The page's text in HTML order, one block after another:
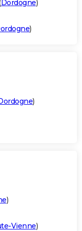
Dordogne)
)
)
)
Vienne)